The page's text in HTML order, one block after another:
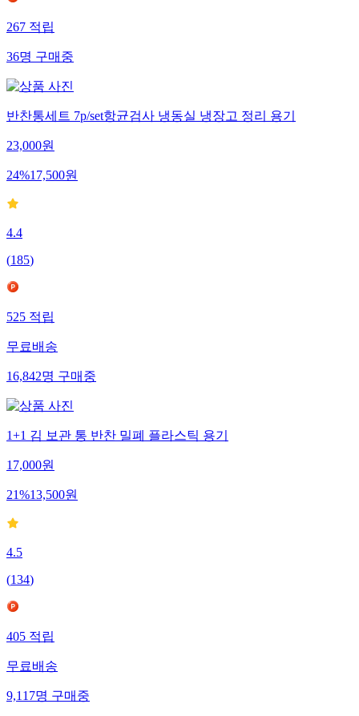
267적립
36명구매중
반찬통세트 7p/set항균검사 냉동실 냉장고 정리 용기
23,000원
24%17,500원
4.4
(185)
525적립
무료배송
16,842명구매중
1+1 김 보관 통 반찬 밀폐 플라스틱 용기
17,000원
21%13,500원
4.5
(134)
405적립
무료배송
9,117명구매중